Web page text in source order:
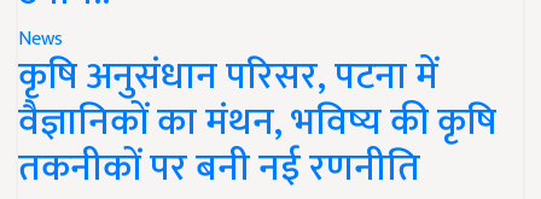
News
कृषि अनुसंधान परिसर, पटना में
वैज्ञानिकों का मंथन, भविष्य की कृषि
तकनीकों पर बनी नई रणनीति